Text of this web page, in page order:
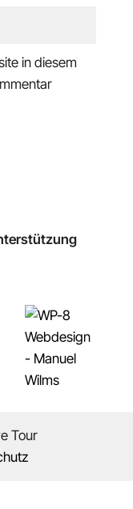
in diesem
Tour